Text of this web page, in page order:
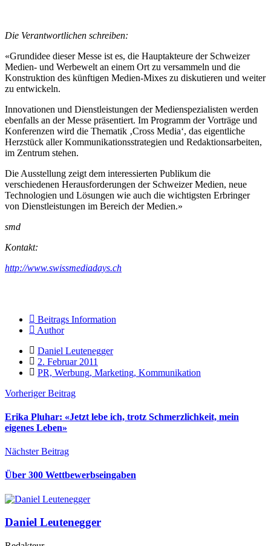
Die Verantwortlichen schreiben:
«Grundidee dieser Messe ist es, die Hauptakteure der Schweizer
Medien- und Werbewelt an einem Ort zu versammeln und die
Konstruktion des künftigen Medien-Mixes zu diskutieren und weiter
zu entwickeln.
Innovationen und Dienstleistungen der Medienspezialisten werden
ebenfalls an der Messe präsentiert. Im Programm der Vorträge und
Konferenzen wird die Thematik ‚Cross Media‘, das eigentliche
Herzstück aller Kommunikationsstrategien und Redaktionsarbeiten,
im Zentrum stehen.
Die Ausstellung zeigt dem interessierten Publikum die
verschiedenen Herausforderungen der Schweizer Medien, neue
Technologien und Lösungen wie auch die wichtigsten Erbringer
von Dienstleistungen im Bereich der Medien.»
smd
Kontakt:
http://www.swissmediadays.ch
Beitrags Information
Author
Daniel Leutenegger
2. Februar 2011
PR, Werbung, Marketing, Kommunikation
Vorheriger Beitrag
Erika Pluhar: «Jetzt lebe ich, trotz Schmerzlichkeit, mein
eigenes Leben»
Nächster Beitrag
Über 300 Wettbewerbseingaben
Daniel Leutenegger